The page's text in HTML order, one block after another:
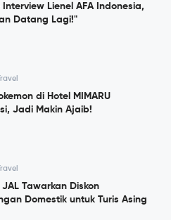
Interview Lienel AFA Indonesia,
Datang Lagi!"
di Hotel MIMARU
Jadi Makin Ajaib!
Tawarkan Diskon
Domestik untuk Turis Asing